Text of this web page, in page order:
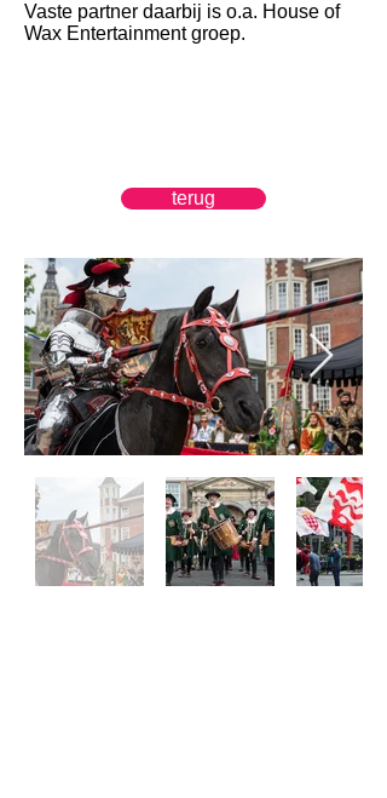
Vaste partner daarbij is o.a. House of
Wax Entertainment groep.
terug